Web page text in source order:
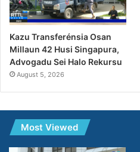
Kazu Transferénsia Osan
Millaun 42 Husi Singapura,
Advogadu Sei Halo Rekursu
August 5, 2026
Most Viewed